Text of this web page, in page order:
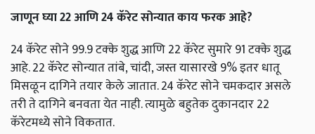
जाणून घ्या 22 आणि 24 कॅरेट सोन्यात काय फरक आहे?
24 कॅरेट सोने 99.9 टक्के शुद्ध आणि 22 कॅरेट सुमारे 91 टक्के शुद्ध
आहे. 22 कॅरेट सोन्यात तांबे, चांदी, जस्त यासारखे 9% इतर धातू
मिसळून दागिने तयार केले जातात. 24 कॅरेट सोने चमकदार असले
तरी ते दागिने बनवता येत नाही. त्यामुळे बहुतेक दुकानदार 22
कॅरेटमध्ये सोने विकतात.